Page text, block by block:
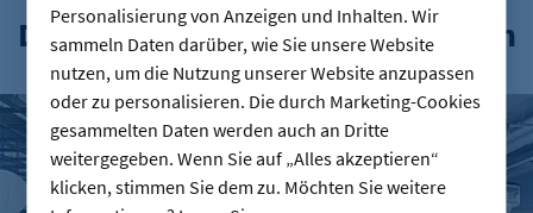
Personalisierung von Anzeigen und Inhalten. Wir
sammeln Daten darüber, wie Sie unsere Website
nutzen, um die Nutzung unserer Website anzupassen
oder zu personalisieren. Die durch Marketing-Cookies
gesammelten Daten werden auch an Dritte
weitergegeben. Wenn Sie auf „Alles akzeptieren“
klicken, stimmen Sie dem zu. Möchten Sie weitere
Das könnte Sie auch interessieren
Kalle Neukölln: Food Hall vor Neustart